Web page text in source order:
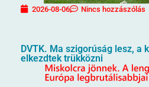
2026-08-06 Nincs hozzászólás
DVTK. Ma szigorúság lesz, a
elkezdtek trükközni